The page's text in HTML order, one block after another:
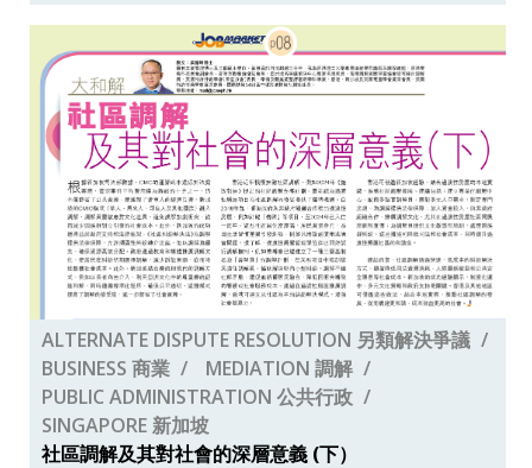
ALTERNATE DISPUTE RESOLUTION 另類解決爭議
BUSINESS 商業
MEDIATION 調解
PUBLIC ADMINISTRATION 公共行政
SINGAPORE 新加坡
社區調解及其對社會的深層意義 (下）